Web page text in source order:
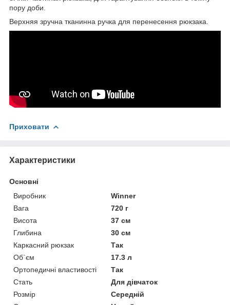
пору доби.
Верхняя зручна тканинна ручка для перенесення рюкзака.
Приховати
Характеристики
Основні
Виробник
Winner
Вага
720 г
Висота
37 см
Глибина
30 см
Каркасний рюкзак
Так
Об`єм
17.3 л
Ортопедичні властивості
Так
Стать
Для дівчаток
Розмір
Середній